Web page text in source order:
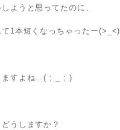
ようと思ってたのに、
1本短くなっちゃったー(>_<)
ますよね…( ; _ ; )
うしますか？